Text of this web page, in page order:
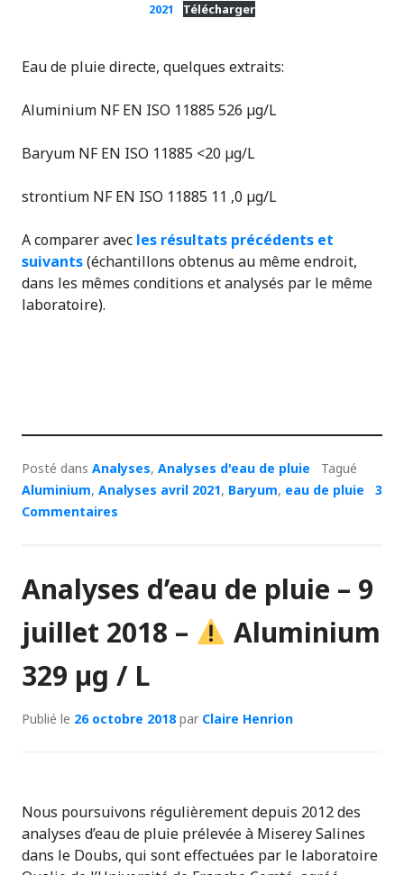
2021
Télécharger
Eau de pluie directe, quelques extraits:
Aluminium NF EN ISO 11885 526 µg/L
Baryum NF EN ISO 11885 <20 µg/L
strontium NF EN ISO 11885 11 ,0 µg/L
A comparer avec les résultats précédents et
suivants(échantillons obtenus au même endroit,
dans les mêmes conditions et analysés par le même
laboratoire).
Posté dans Analyses, Analyses d'eau de pluie
Tagué
Aluminium, Analyses avril 2021, Baryum, eau de pluie
3
Commentaires
Analyses d’eau de pluie – 9
juillet 2018 –
Aluminium
329 µg / L
Publié le 26 octobre 2018par Claire Henrion
Nous poursuivons régulièrement depuis 2012 des
analyses d’eau de pluie prélevée à Miserey Salines
dans le Doubs, qui sont effectuées par le laboratoire